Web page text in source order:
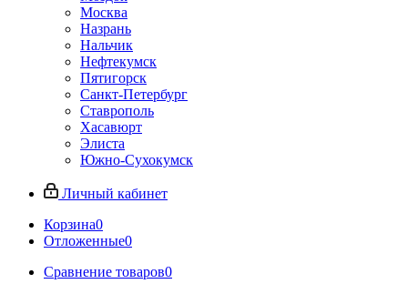
Москва
Назрань
Нальчик
Нефтекумск
Пятигорск
Санкт-Петербург
Ставрополь
Хасавюрт
Элиста
Южно-Сухокумск
Личный кабинет
Корзина0
Отложенные0
Сравнение товаров0